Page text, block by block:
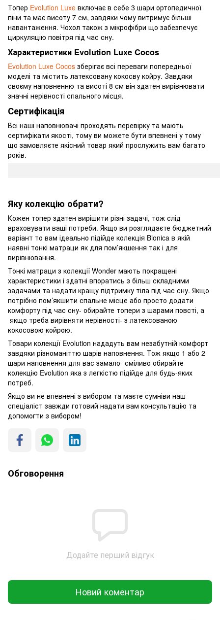
Топер Evolution Luxe включає в себе 3 шари ортопедичної
піни та має висоту 7 см, завдяки чому витримує більші
навантаження. Чохол також з мікрофібри що забезпечує
циркуляцію повітря під час сну.
Характеристики Evolution Luxe Cocos
Evolution Luxe Cocos зберігає всі переваги попередньої
моделі та містить латексовану кокосву койру. Завдяки
своєму наповненню та висоті 8 см він здатен вирівнювати
значні нерівності спального місця.
Сертифікація
Всі наші наповнювачі проходять перевірку та мають
сертифікати якості, тому ви можете бути впевнені у тому
що замовляєте якісний товар який прослужить вам багато
років.
Яку колекцію обрати?
Кожен топер здатен вирішити різні задачі, тож слід
враховувати ваші потреби. Якщо ви розглядаєте бюджетний
варіант то вам ідеально підійде колекція Bionica в якій
наявні тонкі матраци як для пом’якшення так і для
вирівнювання.
Тонкі матраци з колекції Wonder мають покращені
характеристики і здатні впоратись з більш складними
задачами та надати кращу підтримку тіла під час сну. Якщо
потрібно пом’якшити спальне місце або просто додати
комфорту під час сну- обирайте топери з шарами повсті, а
якщо треба вирівняти нерівності- з латексованою
кокосовою койрою.
Товари колекції Evolution нададуть вам незабутній комфорт
завдяки різноманіттю шарів наповнення. Тож якщо 1 або 2
шари наповнення для вас замало- сміливо обирайте
колекцію Evolution яка з легкістю підійде для будь-яких
потреб.
Якщо ви не впевнені з вибором та маєте сумніви наш
спеціаліст завжди готовий надати вам консультацію та
допомогти з вибором!
Обговорення
Додайте перший відгук
Новий коментар